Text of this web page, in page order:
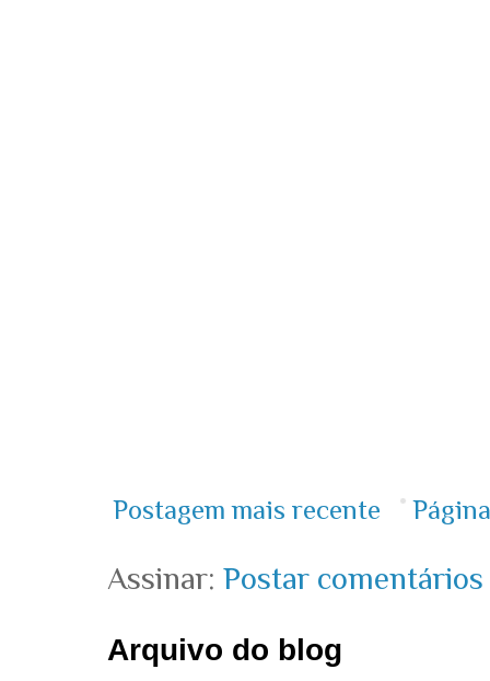
Postagem mais recente
Assinar:Postar
Arquivo do blog